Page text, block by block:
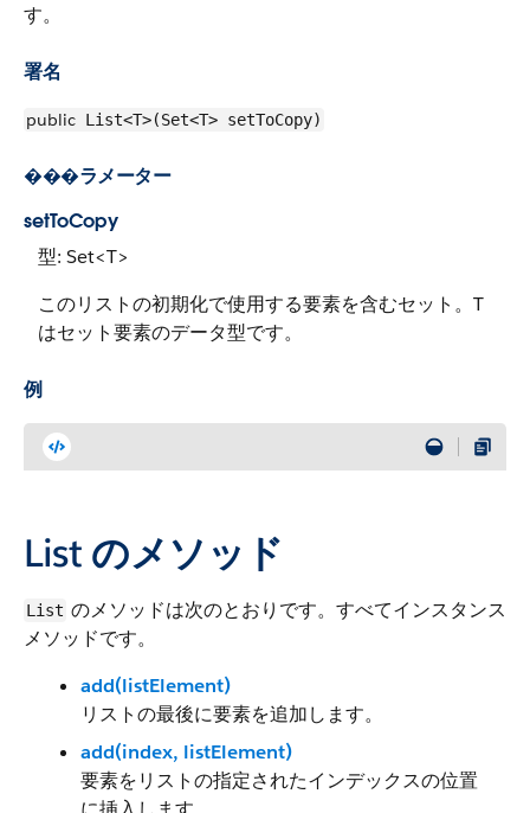
す。
署名
public List<T>(Set<T> setToCopy)
���ラメーター
setToCopy
型: Set<T>
このリストの初期化で使用する要素を含むセット。T
はセット要素のデータ型です。
例
List のメソッド
List のメソッドは次のとおりです。すべてインスタンス
メソッドです。
add(listElement)
リストの最後に要素を追加します。
add(index, listElement)
要素をリストの指定されたインデックスの位置